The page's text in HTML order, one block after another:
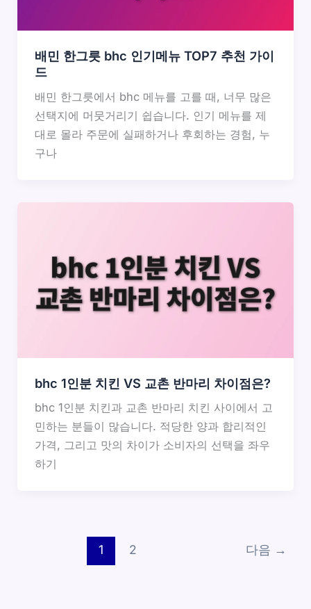
배민 한그릇 bhc 인기메뉴 TOP7 추천 가이
드
배민 한그릇에서 bhc 메뉴를 고를 때, 너무 많은
선택지에 머뭇거리기 쉽습니다. 인기 메뉴를 제
대로 몰라 주문에 실패하거나 후회하는 경험, 누
구나
bhc 1인분 치킨 VS 교촌 반마리 차이점은?
bhc 1인분 치킨과 교촌 반마리 치킨 사이에서 고
민하는 분들이 많습니다. 적당한 양과 합리적인
가격, 그리고 맛의 차이가 소비자의 선택을 좌우
하기
1 2 다음 →